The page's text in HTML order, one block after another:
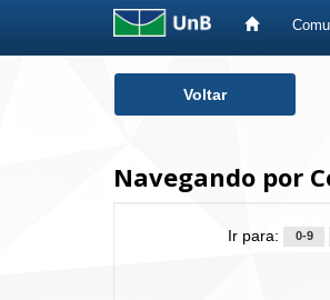
Voltar
Navegando por
Ir para: 0-9